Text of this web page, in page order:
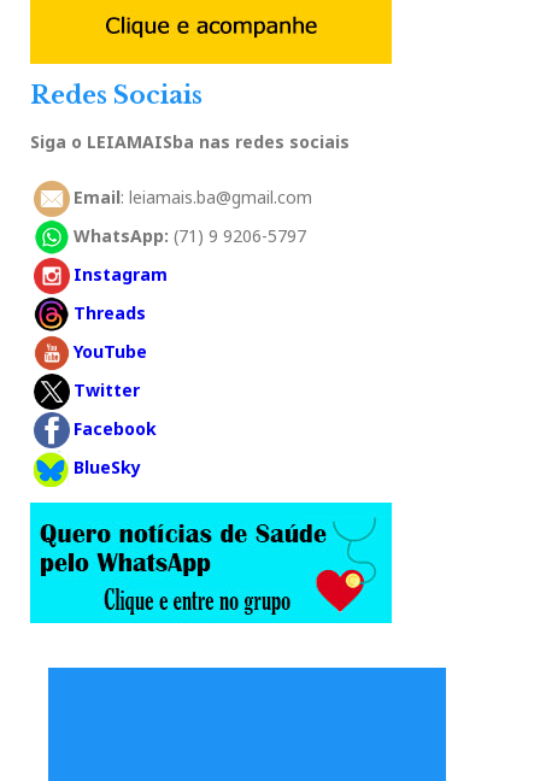
Redes Sociais
Siga o LEIAMAISba nas redes sociais
Email: leiamais.ba@gmail.com
WhatsApp: (71) 9 9206-5797
Instagram
Threads
YouTube
Twitter
Facebook
BlueSky